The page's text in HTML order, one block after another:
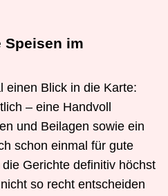
Speisen im
einen Blick in die Karte:
– eine Handvoll
und Beilagen sowie ein
schon einmal für gute
Gerichte definitiv höchst
so recht entscheiden